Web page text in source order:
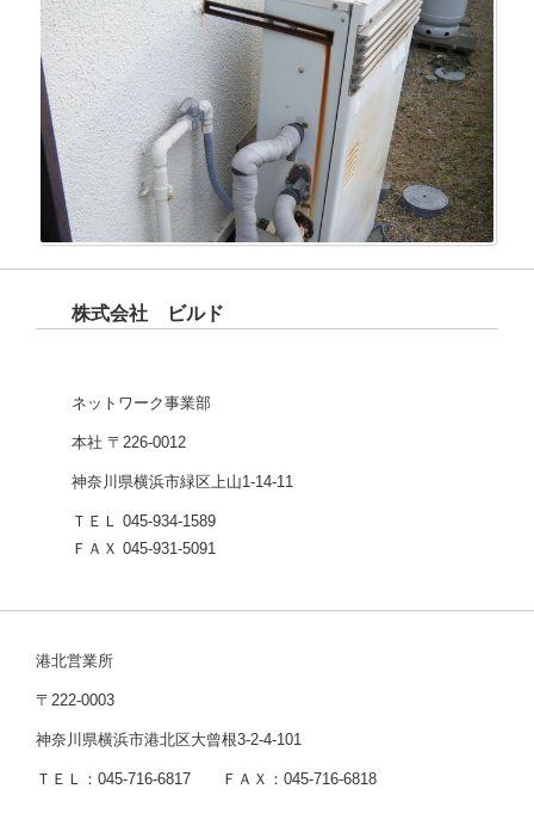
株式会社 ビルド
ネットワーク事業部
本社 〒226-0012
神奈川県横浜市緑区上山1-14-11
ＴＥＬ 045-934-1589
ＦＡＸ 045-931-5091
港北営業所
〒222-0003
神奈川県横浜市港北区大曾根3-2-4-101
ＴＥＬ：045-716-6817 ＦＡＸ：045-716-6818